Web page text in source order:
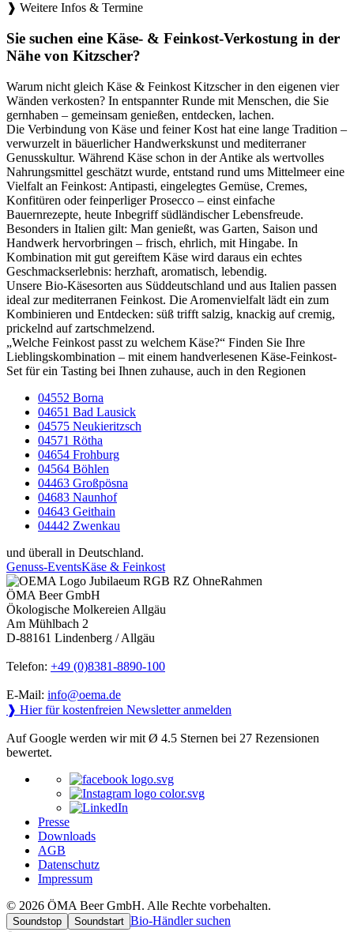
❱ Weitere Infos & Termine
Sie suchen eine Käse- & Feinkost-Verkostung in der
Nähe von Kitzscher?
Warum nicht gleich Käse & Feinkost Kitzscher in den eigenen vier
Wänden verkosten? In entspannter Runde mit Menschen, die Sie
gernhaben – gemeinsam genießen, entdecken, lachen.
Die Verbindung von Käse und feiner Kost hat eine lange Tradition –
verwurzelt in bäuerlicher Handwerkskunst und mediterraner
Genusskultur. Während Käse schon in der Antike als wertvolles
Nahrungsmittel geschätzt wurde, entstand rund ums Mittelmeer eine
Vielfalt an Feinkost: Antipasti, eingelegtes Gemüse, Cremes,
Konfitüren oder feinperliger Prosecco – einst einfache
Bauernrezepte, heute Inbegriff südländischer Lebensfreude.
Besonders in Italien gilt: Man genießt, was Garten, Saison und
Handwerk hervorbringen – frisch, ehrlich, mit Hingabe. In
Kombination mit gut gereiftem Käse wird daraus ein echtes
Geschmackserlebnis: herzhaft, aromatisch, lebendig.
Unsere Bio-Käsesorten aus Süddeutschland und aus Italien passen
ideal zur mediterranen Feinkost. Die Aromenvielfalt lädt ein zum
Kombinieren und Entdecken: süß trifft salzig, knackig auf cremig,
prickelnd auf zartschmelzend.
„Welche Feinkost passt zu welchem Käse?“ Finden Sie Ihre
Lieblingskombination – mit einem handverlesenen Käse-Feinkost-
Set für ein Tasting bei Ihnen zuhause, auch in den Regionen
04552 Borna
04651 Bad Lausick
04575 Neukieritzsch
04571 Rötha
04654 Frohburg
04564 Böhlen
04463 Großpösna
04683 Naunhof
04643 Geithain
04442 Zwenkau
und überall in Deutschland.
Genuss-EventsKäse & Feinkost
ÖMA Beer GmbH
Ökologische Molkereien Allgäu
Am Mühlbach 2
D-88161 Lindenberg / Allgäu
Telefon: +49 (0)8381-8890-100
E-Mail: info@oema.de
❱ Hier für kostenfreien Newsletter anmelden
Auf Google werden wir mit Ø 4.5 Sternen bei 27 Rezensionen
bewertet.
Presse
Downloads
AGB
Datenschutz
Impressum
© 2026 ÖMA Beer GmbH. Alle Rechte vorbehalten.
Soundstop Soundstart Bio-Händler suchen